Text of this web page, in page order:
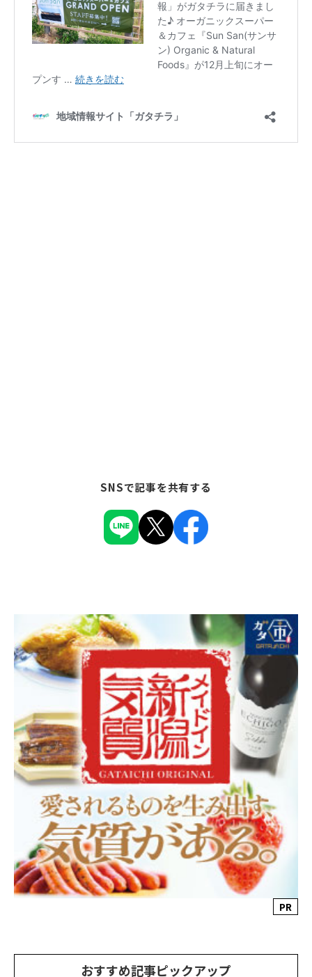
SNSで記事を共有する
PR
おすすめ記事ピックアップ